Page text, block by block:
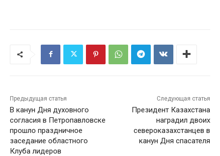
Предыдущая статья
В канун Дня духовного
согласия в Петропавловске
прошло праздничное
заседание областного
Клуба лидеров
Следующая статья
Президент Казахстана
наградил двоих
североказахстанцев в
канун Дня спасателя